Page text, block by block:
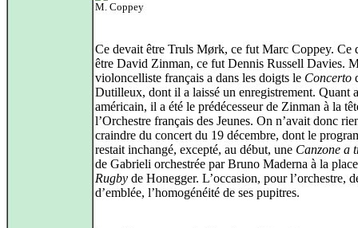
M. Coppey
Ce devait être Truls Mørk, ce fut Marc Coppey. Ce
être David Zinman, ce fut Dennis Russell Davies.
violoncelliste français a dans les doigts le Concerto
Dutilleux, dont il a laissé un enregistrement. Quant
américain, il a été le prédécesseur de Zinman à la
l’Orchestre français des Jeunes. On n’avait donc
craindre du concert du 19 décembre, dont le
restait inchangé, excepté, au début, une Canzone a
de Gabrieli orchestrée par Bruno Maderna à la
Rugby de Honegger. L’occasion, pour l’orchestre,
d’emblée, l’homogénéité de ses pupitres.